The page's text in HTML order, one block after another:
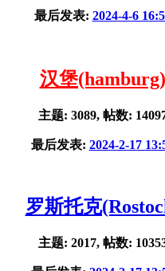
最后发表: 2024-4-6
汉堡(hamburg)
主题: 3089, 帖数:
最后发表: 2024-2-17
罗斯托克
主题: 2017, 帖数: